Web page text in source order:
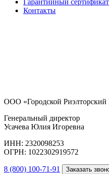
Гарантийный сертификат
Контакты
ООО «Городской Риэлторский
Генеральный директор
Усачева Юлия Игоревна
ИНН: 2320098253
ОГРН: 1022302919572
8 (800) 100-71-91 Заказать